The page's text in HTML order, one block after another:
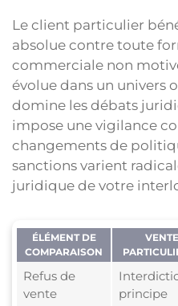
Le client particulier
absolue contre toute
commerciale non
évolue dans un univers
domine les débats
impose une vigilance
changements de
sanctions varient
juridique de votre
ÉLÉMENT DE
COMPARAISON
Refus de
vente
principe